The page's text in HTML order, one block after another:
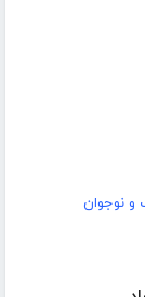
نوجوان